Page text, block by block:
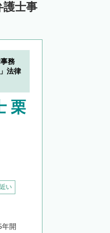
護士事
務
法律
栗
い
開